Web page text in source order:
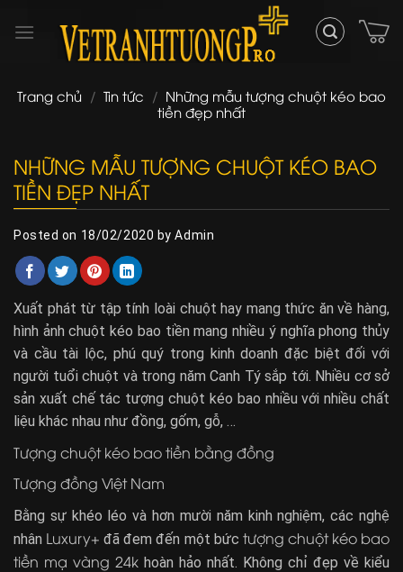
Trang chủ / Tin tức / Những mẫu tượng chuột kéo bao
tiền đẹp nhất
NHỮNG MẪU TƯỢNG CHUỘT KÉO BAO
TIỀN ĐẸP NHẤT
Posted on 18/02/2020 byAdmin
Xuất phát từ tập tính loài chuột hay mang thức ăn về hàng,
hình ảnh chuột kéo bao tiền mang nhiều ý nghĩa phong thủy
và cầu tài lộc, phú quý trong kinh doanh đặc biệt đối với
người tuổi chuột và trong năm Canh Tý sắp tới. Nhiều cơ sở
sản xuất chế tác tượng chuột kéo bao nhiều với nhiều chất
liệu khác nhau như đồng, gốm, gỗ, …
Tượng chuột kéo bao tiền bằng đồng
Tượng đồng Việt Nam
Bằng sự khéo léo và hơn mười năm kinh nghiệm, các nghệ
nhân Luxury+ đã đem đến một bức tượng chuột kéo bao
tiền mạ vàng 24k hoàn hảo nhất. Không chỉ đẹp về kiểu